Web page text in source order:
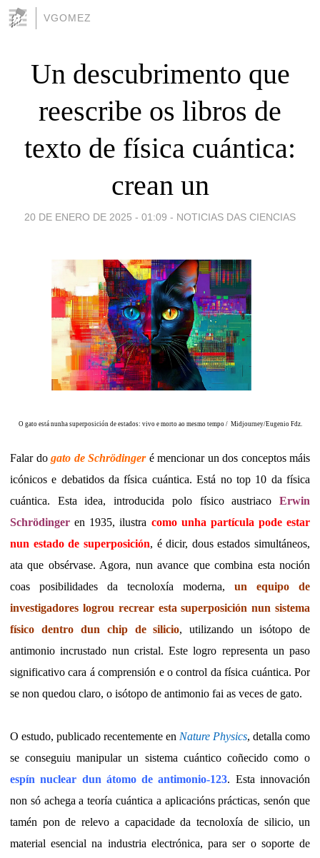
VGOMEZ
Un descubrimento que
reescribe os libros de
texto de física cuántica:
crean un
20 DE ENERO DE 2025 - 01:09 - NOTICIAS DAS CIENCIAS
O gato está nunha superposición de estados: vivo e morto ao mesmo tempo / Midjourney/Eugenio Fdz.
Falar do gato de Schrödingeré mencionar un dos conceptos máis
icónicos e debatidos da física cuántica. Está no top 10 da física
cuántica. Esta idea, introducida polo físico austriaco Erwin
Schrödinger en 1935, ilustra como unha partícula pode estar
nun estado de superposición, é dicir, dous estados simultáneos,
ata que obsérvase. Agora, nun avance que combina esta noción
coas posibilidades da tecnoloxía moderna, un equipo de
investigadores logrou recrear esta superposición nun sistema
físico dentro dun chip de silicio, utilizando un isótopo de
antimonio incrustado nun cristal. Este logro representa un paso
significativo cara á comprensión e o control da física cuántica. Por
se non quedou claro, o isótopo de antimonio fai as veces de gato.
O estudo, publicado recentemente en Nature Physics, detalla como
se conseguiu manipular un sistema cuántico coñecido como o
espín nuclear dun átomo de antimonio-123. Esta innovación
non só achega a teoría cuántica a aplicacións prácticas, senón que
tamén pon de relevo a capacidade da tecnoloxía de silicio, un
material esencial na industria electrónica, para ser o soporte de